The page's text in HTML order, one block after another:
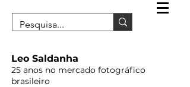
Leo Saldanha
25 anos no mercado fotográfico
brasileiro